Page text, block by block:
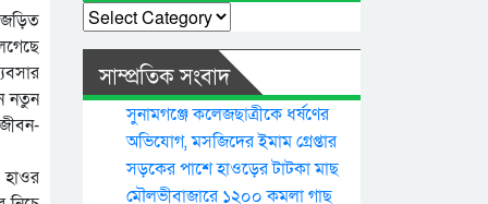
নতুন
হাওর
Categories
সাম্প্রতিক সংবাদ
সুনামগঞ্জে কলেজছাত্রীকে ধর্ষণের
অভিযোগ, মসজিদের ইমাম গ্রেপ্তার
সড়কের পাশে হাওড়ের টাটকা মাছ
মৌলভীবাজারে ১২০০ কমলা গাছ